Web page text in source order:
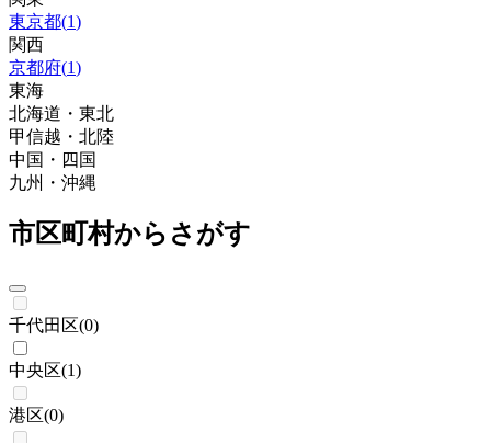
東京都(1)
関西
京都府(1)
東海
北海道・東北
甲信越・北陸
中国・四国
九州・沖縄
市区町村からさがす
千代田区(0)
中央区(1)
港区(0)